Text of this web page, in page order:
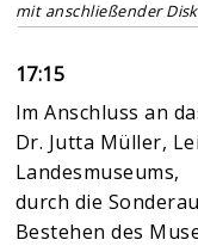
mit anschließender
17:15
Im Anschluss an
Dr. Jutta Müller,
Landesmuseums,
durch die
Bestehen des